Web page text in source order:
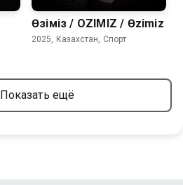
Өзіміз / OZIMIZ / Өzimiz
2025, Казахстан, Спорт
Показать ещё